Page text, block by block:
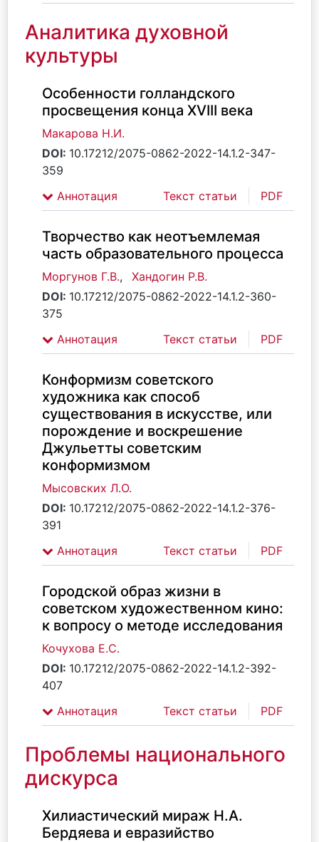
Аналитика духовной
культуры
Особенности голландского
просвещения конца XVIII века
Макарова Н.И.
DOI: 10.17212/2075-0862-2022-14.1.2-347-
359
Аннотация
Текст статьи PDF
Творчество как неотъемлемая
часть образовательного процесса
Моргунов Г.В.,
Хандогин Р.В.
DOI: 10.17212/2075-0862-2022-14.1.2-360-
375
Аннотация
Текст статьи PDF
Конформизм советского
художника как способ
существования в искусстве, или
порождение и воскрешение
Джульетты советским
конформизмом
Мысовских Л.О.
DOI: 10.17212/2075-0862-2022-14.1.2-376-
391
Аннотация
Текст статьи PDF
Городской образ жизни в
советском художественном кино:
к вопросу о методе исследования
Кочухова Е.С.
DOI: 10.17212/2075-0862-2022-14.1.2-392-
407
Аннотация
Текст статьи PDF
Проблемы национального
дискурса
Хилиастический мираж Н.А.
Бердяева и евразийство